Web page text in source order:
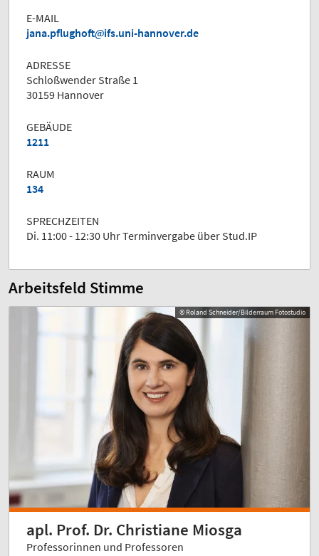
E-MAIL
jana.pflughoft
ifs.uni-hannover.de
ADRESSE
Schloßwender Straße 1
30159 Hannover
GEBÄUDE
1211
RAUM
134
SPRECHZEITEN
Di. 11:00 - 12:30 Uhr Terminvergabe über Stud.IP
Arbeitsfeld Stimme
© Roland Schneider/Bilderraum Fotostudio
apl. Prof. Dr. Christiane Miosga
Professorinnen und Professoren